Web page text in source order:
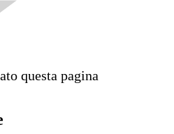
questa pagina